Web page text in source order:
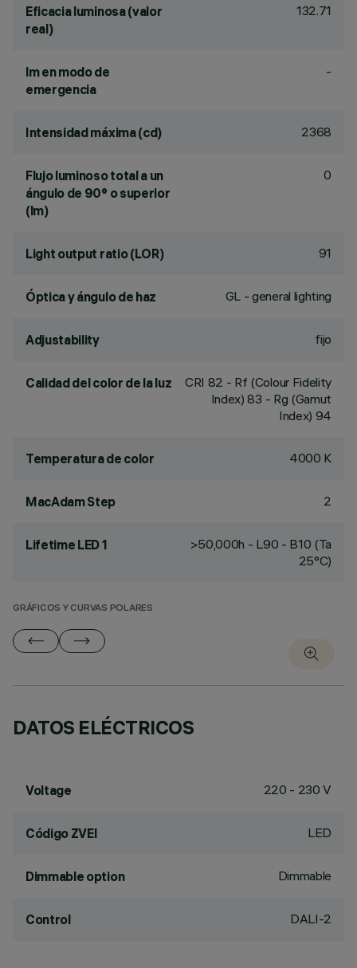
Eficacia luminosa (valor
real)
132.71
lm en modo de
emergencia
-
Intensidad máxima (cd) 2368
Flujo luminoso total a un
ángulo de 90° o superior
(lm)
0
Light output ratio (LOR) 91
Óptica y ángulo de haz GL - general lighting
Adjustability fijo
Calidad del color de la luz CRI 82 - Rf (Colour Fidelity
Index) 83 - Rg (Gamut
Index) 94
Temperatura de color 4000 K
MacAdam Step 2
Lifetime LED 1
>50,000h - L90 - B10 (Ta
25°C)
GRÁFICOS Y CURVAS POLARES
DATOS ELÉCTRICOS
Voltage 220 - 230 V
Código ZVEI LED
Dimmable option Dimmable
Control DALI-2